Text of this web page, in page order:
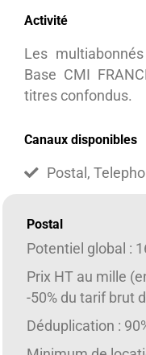
Activité
Les
Base CMI
titres confondus.
Canaux disponibles
Postal,
Postal
Potentiel global :
Prix HT au mille
-50% du tarif brut
Déduplication :